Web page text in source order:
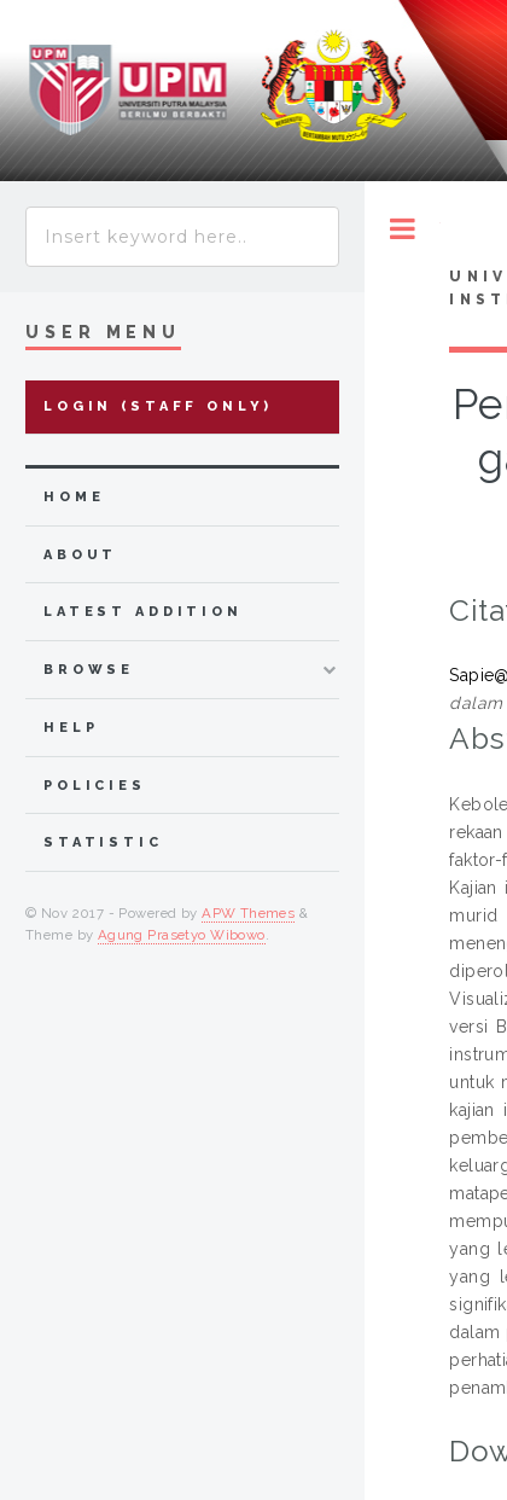
dalam
faktor-
Kajian
murid
versi
untuk
kajian
yang
yang
dalam
USER MENU
LOGIN (STAFF ONLY)
HOME
ABOUT
LATEST ADDITION
BROWSE
HELP
POLICIES
STATISTIC
© Nov 2017 - Powered byAPW Themes &
Theme by Agung Prasetyo Wibowo.